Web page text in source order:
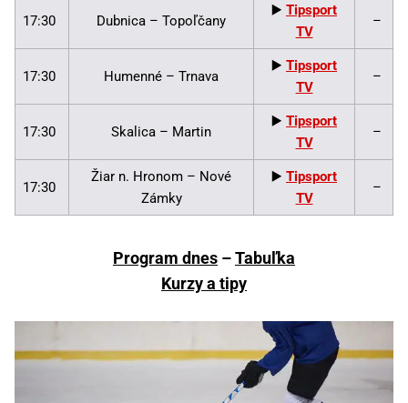
17:30 Dubnica – Topoľčany
▶️ Tipsport
TV
–
17:30 Humenné – Trnava
▶️ Tipsport
TV
–
17:30 Skalica – Martin
▶️ Tipsport
TV
–
17:30
Žiar n. Hronom – Nové
Zámky
▶️ Tipsport
TV
–
Program dnes –Tabuľka
Kurzy a tipy